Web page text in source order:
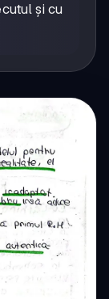
și cu